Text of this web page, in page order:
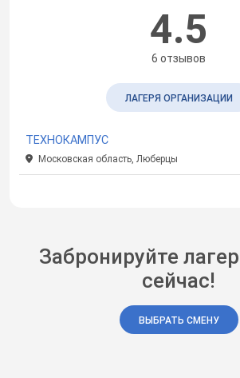
4.5
6 отзывов
ЛАГЕРЯ ОРГАНИЗАЦИИ
ТЕХНОКАМПУС
Московская область, Люберцы
Забронируйте
сейчас!
ВЫБРАТЬ СМЕНУ